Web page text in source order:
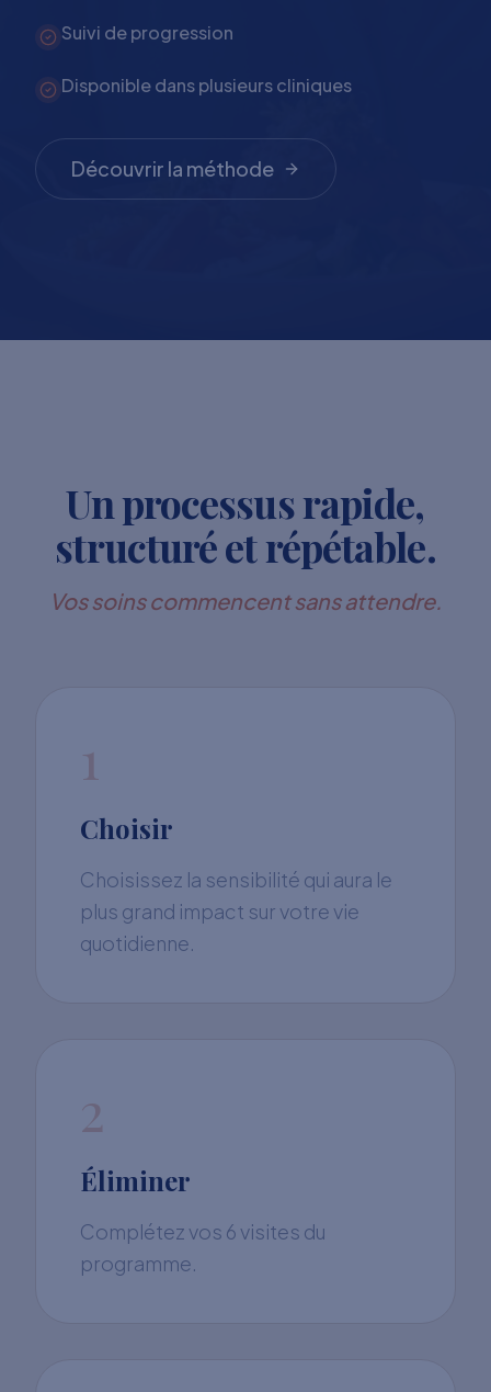
Suivi de progression
Disponible dans plusieurs cliniques
Découvrir la méthode
Un processus rapide,
structuré et répétable.
Vos soins commencent sans attendre.
1
Choisir
Choisissez la sensibilité qui aura le
plus grand impact sur votre vie
quotidienne.
2
Éliminer
Complétez vos 6 visites du
programme.